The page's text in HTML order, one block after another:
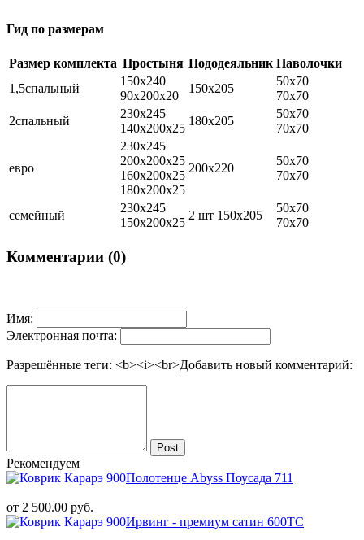
Гид по размерам
Размер комплекта Простыня Пододеяльник Наволочки
1,5спальный
150х240
90х200х20
150х205
50х70
70х70
2спальный
230х245
140х200х25
180х205
50х70
70х70
евро
230х245
200х200х25
160х200х25
180х200х25
200х220
50х70
70х70
семейный
230х245
150х200х25
2 шт 150х205
50х70
70х70
Комментарии (0)
Имя:
Электронная почта:
Разрешённые теги: <b><i><br>Добавить новый комментарий:
Post
Рекомендуем
Полотенце Abyss Поусада 711
от 2 500.00 руб.
Ирвинг - премиум сатин 600ТС